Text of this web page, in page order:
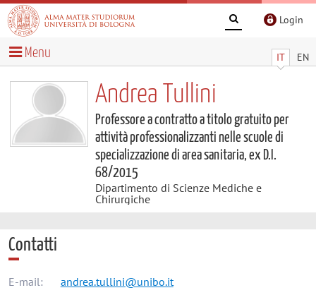
Login
IT EN
Menu
Andrea Tullini
Professore a contratto a titolo gratuito per
attività professionalizzanti nelle scuole di
specializzazione di area sanitaria, ex D.I.
68/2015
Dipartimento di Scienze Mediche e
Chirurgiche
Contatti
E-mail:
andrea.tullini@unibo.it